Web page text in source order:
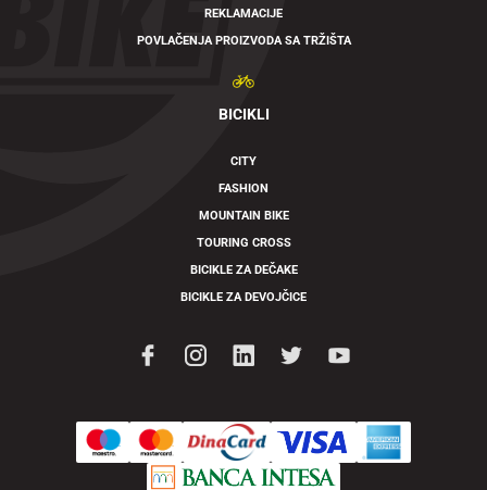
REKLAMACIJE
POVLAČENJA PROIZVODA SA TRŽIŠTA
BICIKLI
CITY
FASHION
MOUNTAIN BIKE
TOURING CROSS
BICIKLE ZA DEČAKE
BICIKLE ZA DEVOJČICE